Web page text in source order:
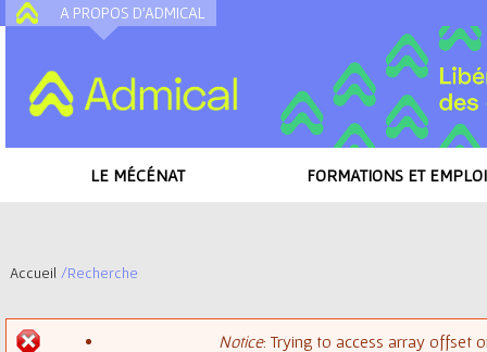
A PROPOS D'ADMICAL
LE MÉCÉNAT FORMATIONS ET
Accueil /Recherche
Notice: Trying to access array offset